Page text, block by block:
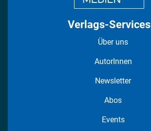
Verlags-Services
Über uns
AutorInnen
Newsletter
Abos
Events